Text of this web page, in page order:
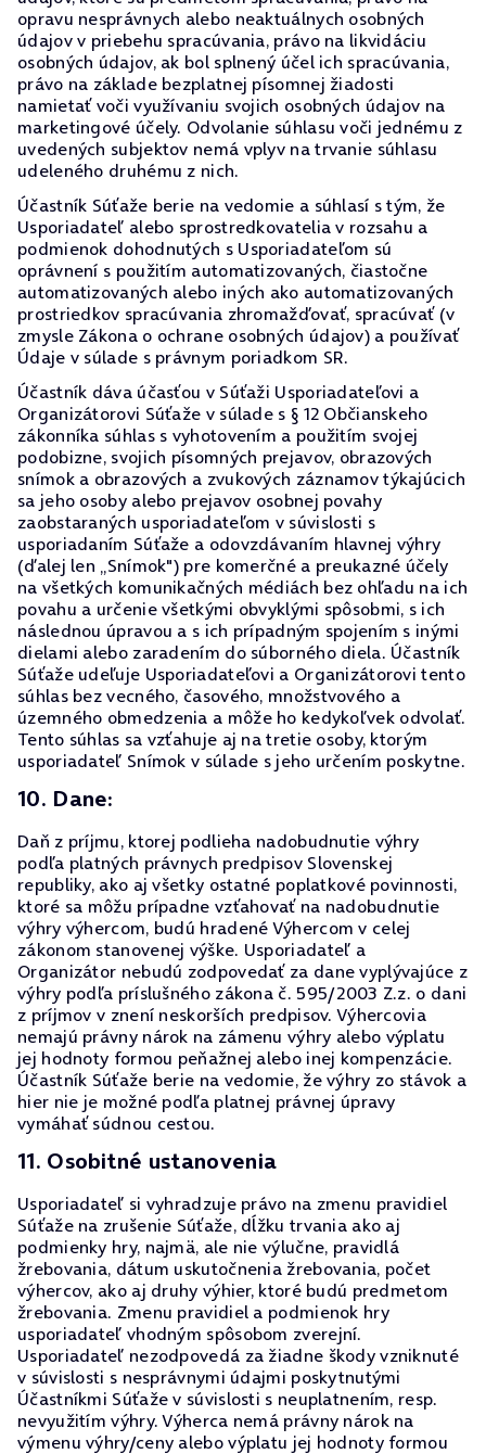
opravu nesprávnych alebo neaktuálnych osobných
údajov v priebehu spracúvania, právo na likvidáciu
osobných údajov, ak bol splnený účel ich spracúvania,
právo na základe bezplatnej písomnej žiadosti
namietať voči využívaniu svojich osobných údajov na
marketingové účely. Odvolanie súhlasu voči jednému z
uvedených subjektov nemá vplyv na trvanie súhlasu
udeleného druhému z nich.
Účastník Súťaže berie na vedomie a súhlasí s tým, že
Usporiadateľ alebo sprostredkovatelia v rozsahu a
podmienok dohodnutých s Usporiadateľom sú
oprávnení s použitím automatizovaných, čiastočne
automatizovaných alebo iných ako automatizovaných
prostriedkov spracúvania zhromažďovať, spracúvať (v
zmysle Zákona o ochrane osobných údajov) a používať
Údaje v súlade s právnym poriadkom SR.
Účastník dáva účasťou v Súťaži Usporiadateľovi a
Organizátorovi Súťaže v súlade s § 12 Občianskeho
zákonníka súhlas s vyhotovením a použitím svojej
podobizne, svojich písomných prejavov, obrazových
snímok a obrazových a zvukových záznamov týkajúcich
sa jeho osoby alebo prejavov osobnej povahy
zaobstaraných usporiadateľom v súvislosti s
usporiadaním Súťaže a odovzdávaním hlavnej výhry
(ďalej len „Snímok") pre komerčné a preukazné účely
na všetkých komunikačných médiách bez ohľadu na ich
povahu a určenie všetkými obvyklými spôsobmi, s ich
následnou úpravou a s ich prípadným spojením s inými
dielami alebo zaradením do súborného diela. Účastník
Súťaže udeľuje Usporiadateľovi a Organizátorovi tento
súhlas bez vecného, časového, množstvového a
územného obmedzenia a môže ho kedykoľvek odvolať.
Tento súhlas sa vzťahuje aj na tretie osoby, ktorým
usporiadateľ Snímok v súlade s jeho určením poskytne.
10. Dane:
Daň z príjmu, ktorej podlieha nadobudnutie výhry
podľa platných právnych predpisov Slovenskej
republiky, ako aj všetky ostatné poplatkové povinnosti,
ktoré sa môžu prípadne vzťahovať na nadobudnutie
výhry výhercom, budú hradené Výhercom v celej
zákonom stanovenej výške. Usporiadateľ a
Organizátor nebudú zodpovedať za dane vyplývajúce z
výhry podľa príslušného zákona č. 595/2003 Z.z. o dani
z príjmov v znení neskorších predpisov. Výhercovia
nemajú právny nárok na zámenu výhry alebo výplatu
jej hodnoty formou peňažnej alebo inej kompenzácie.
Účastník Súťaže berie na vedomie, že výhry zo stávok a
hier nie je možné podľa platnej právnej úpravy
vymáhať súdnou cestou.
11. Osobitné ustanovenia
Usporiadateľ si vyhradzuje právo na zmenu pravidiel
Súťaže na zrušenie Súťaže, dĺžku trvania ako aj
podmienky hry, najmä, ale nie výlučne, pravidlá
žrebovania, dátum uskutočnenia žrebovania, počet
výhercov, ako aj druhy výhier, ktoré budú predmetom
žrebovania. Zmenu pravidiel a podmienok hry
usporiadateľ vhodným spôsobom zverejní.
Usporiadateľ nezodpovedá za žiadne škody vzniknuté
v súvislosti s nesprávnymi údajmi poskytnutými
Účastníkmi Súťaže v súvislosti s neuplatnením, resp.
nevyužitím výhry. Výherca nemá právny nárok na
výmenu výhry/ceny alebo výplatu jej hodnoty formou